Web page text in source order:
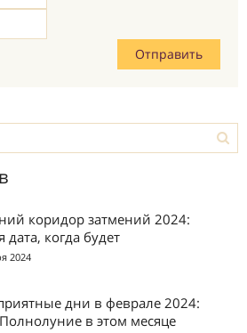
коридор затмений 2024:
дата, когда будет
2024
дни в феврале 2024:
в этом месяце